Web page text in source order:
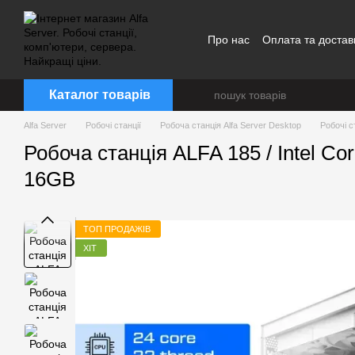
Перейти до основного контенту
Про нас Оплата та
Каталог товарів
Alfa Server Робочі станції Робоча станція Alfa Server Desktop Робочі
Робоча станція ALFA 185 / Intel
16GB
ТОП ПРОДАЖІВ
ХІТ